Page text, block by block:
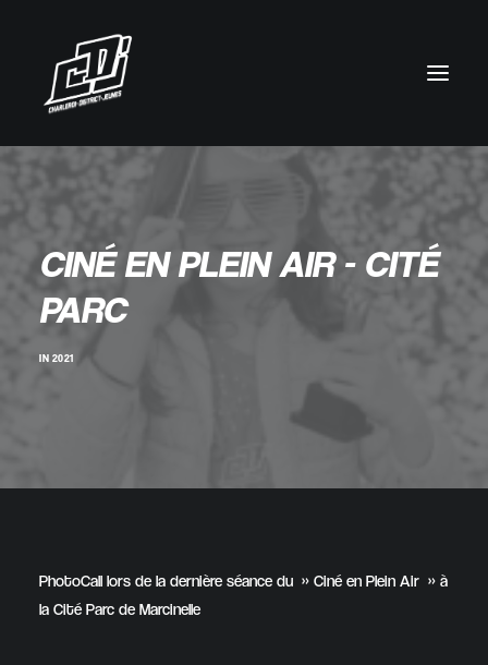
CINÉ EN PLEIN AIR - CITÉ
PARC
IN 2021
PhotoCall lors de la dernière séance du » Ciné en Plein Air » à
la Cité Parc de Marcinelle